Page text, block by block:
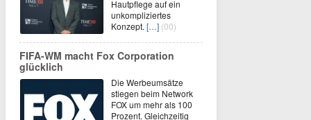
Hautpflege auf ein
unkompliziertes
Konzept. […] (00)
FIFA-WM macht Fox Corporation
glücklich
Die Werbeumsätze
stiegen beim Network
FOX um mehr als 100
Prozent. Gleichzeitig